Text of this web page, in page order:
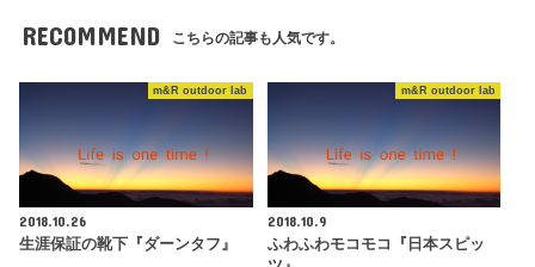
RECOMMEND こちらの記事も人気です。
m&R outdoor lab
2018.10.26
生涯保証の靴下『ダーンタフ』
m&R outdoor lab
2018.10.9
ふわふわモコモコ『日本スピッ